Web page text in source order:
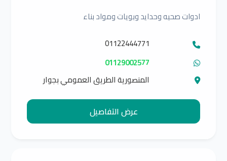
ادوات صحيه وحدايد وبويات ومواد بناء
01122444771
01129002577
المنصورية الطريق العمومي بجوار
عرض التفاصيل